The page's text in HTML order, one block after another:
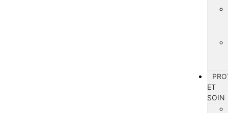
ET
SOIN